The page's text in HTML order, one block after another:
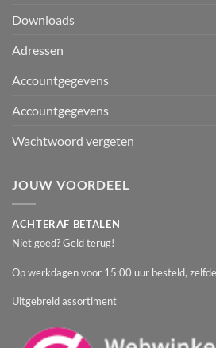
Downloads
Adressen
Accountgegevens
Accountgegevens
Wachtwoord vergeten
JOUW VOORDEEL
ACHTERAF BETALEN
Niet goed? Geld terug!
Op werkdagen voor 15:00 uur besteld,
Uitgebreid assortiment